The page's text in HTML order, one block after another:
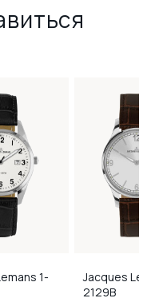
1-
Jacques
2129B